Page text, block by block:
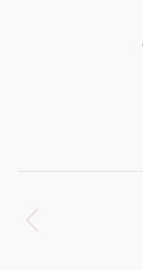
navigation